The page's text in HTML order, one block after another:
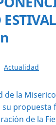
Actualidad
de la
propuesta
de la